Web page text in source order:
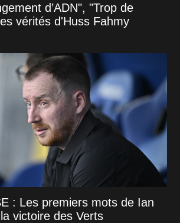
d’ADN", "Trop de
vérités d'Huss Fahmy
: Les premiers mots de Ian
victoire des Verts